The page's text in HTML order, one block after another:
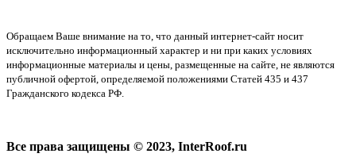
Обращаем Ваше внимание на то, что данный интернет-сайт носит
исключительно информационный характер и ни при каких условиях
информационные материалы и цены, размещенные на сайте, не являются
публичной офертой, определяемой положениями Статей 435 и 437
Гражданского кодекса РФ.
Все права защищены © 2023, InterRoof.ru